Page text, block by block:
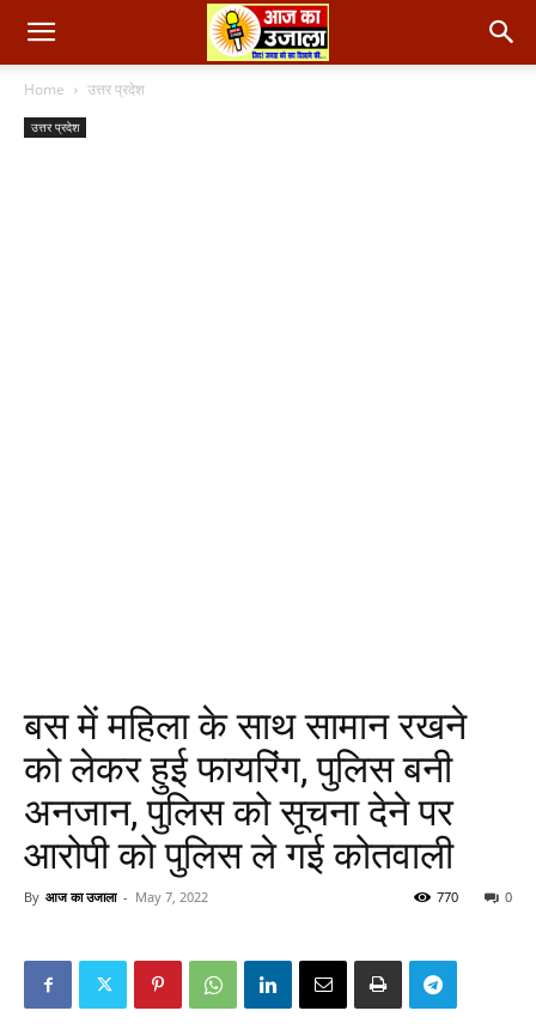
Home उत्तर प्रदेश
उत्तर प्रदेश
बस में महिला के साथ सामान रखने
को लेकर हुई फायरिंग, पुलिस बनी
अनजान, पुलिस को सूचना देने पर
आरोपी को पुलिस ले गई कोतवाली
By आज का उजाला - May 7, 2022 0
770